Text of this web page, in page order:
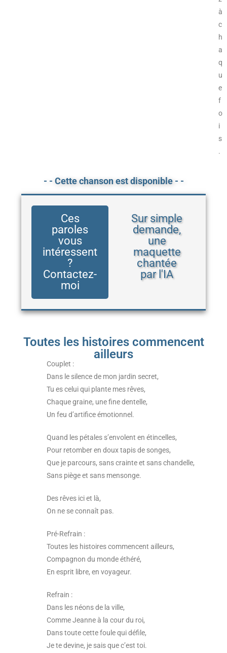
à
c
h
a
q
u
e
f
o
i
s
.
- - Cette chanson est disponible - -
Ces
paroles
vous
intéressent
?
Contactez-
moi
Sur simple
demande,
une
maquette
chantée
par l'IA
Toutes les histoires commencent
ailleurs
Couplet :
Dans le silence de mon jardin secret,
Tu es celui qui plante mes rêves,
Chaque graine, une fine dentelle,
Un feu d’artifice émotionnel.
Quand les pétales s’envolent en étincelles,
Pour retomber en doux tapis de songes,
Que je parcours, sans crainte et sans chandelle,
Sans piège et sans mensonge.
Des rêves ici et là,
On ne se connaît pas.
Pré-Refrain :
Toutes les histoires commencent ailleurs,
Compagnon du monde éthéré,
En esprit libre, en voyageur.
Refrain :
Dans les néons de la ville,
Comme Jeanne à la cour du roi,
Dans toute cette foule qui défile,
Je te devine, je sais que c’est toi.